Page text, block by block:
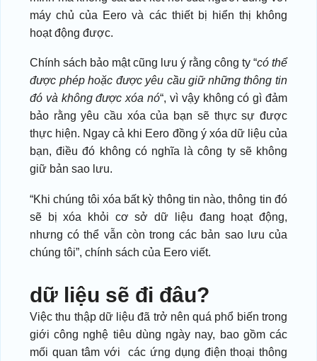
máy chủ của Eero và các thiết bị hiển thị không
hoạt động được.
Chính sách bảo mật cũng lưu ý rằng công ty “có thể
được phép hoặc được yêu cầu giữ những thông tin
đó và không được xóa nó“, vì vậy không có gì đảm
bảo rằng yêu cầu xóa của bạn sẽ thực sự được
thực hiện. Ngay cả khi Eero đồng ý xóa dữ liệu của
bạn, điều đó không có nghĩa là công ty sẽ không
giữ bản sao lưu.
“Khi chúng tôi xóa bất kỳ thông tin nào, thông tin đó
sẽ bị xóa khỏi cơ sở dữ liệu đang hoạt động,
nhưng có thể vẫn còn trong các bản sao lưu của
chúng tôi”, chính sách của Eero viết.
dữ liệu sẽ đi đâu?
Việc thu thập dữ liệu đã trở nên quá phổ biến trong
giới công nghệ tiêu dùng ngày nay, bao gồm các
mối quan tâm với các ứng dụng điện thoại thông